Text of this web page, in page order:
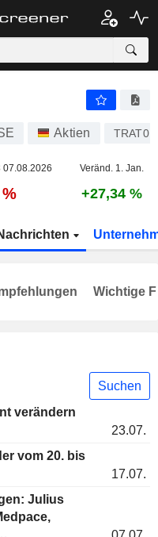
Aktien TRAT0N
07.08.2026 Veränd. 1. Jan.
+27,34 %
Suchen
verändern
23.07.
vom 20. bis
17.07.
Julius
Wichtige